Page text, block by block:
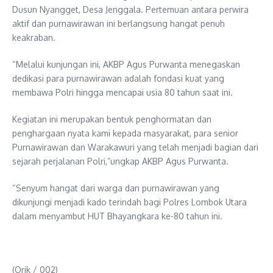
Dusun Nyangget, Desa Jenggala. Pertemuan antara perwira
aktif dan purnawirawan ini berlangsung hangat penuh
keakraban.
“Melalui kunjungan ini, AKBP Agus Purwanta menegaskan
dedikasi para purnawirawan adalah fondasi kuat yang
membawa Polri hingga mencapai usia 80 tahun saat ini.
Kegiatan ini merupakan bentuk penghormatan dan
penghargaan nyata kami kepada masyarakat, para senior
Purnawirawan dan Warakawuri yang telah menjadi bagian dari
sejarah perjalanan Polri,”ungkap AKBP Agus Purwanta.
“Senyum hangat dari warga dan purnawirawan yang
dikunjungi menjadi kado terindah bagi Polres Lombok Utara
dalam menyambut HUT Bhayangkara ke-80 tahun ini.
(Orik / 002)